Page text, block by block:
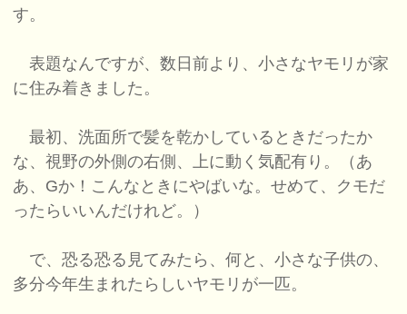
す。
表題なんですが、数日前より、小さなヤモリが家
に住み着きました。
最初、洗面所で髪を乾かしているときだったか
な、視野の外側の右側、上に動く気配有り。（あ
あ、Gか！こんなときにやばいな。せめて、クモだ
ったらいいんだけれど。）
で、恐る恐る見てみたら、何と、小さな子供の、
多分今年生まれたらしいヤモリが一匹。